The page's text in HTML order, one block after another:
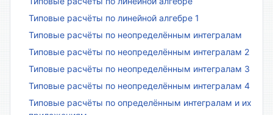
Типовые расчёты по линейной алгебре 1
Типовые расчёты по неопределённым интегралам
Типовые расчёты по неопределённым интегралам 2
Типовые расчёты по неопределённым интегралам 3
Типовые расчёты по неопределённым интегралам 4
Типовые расчёты по определённым интегралам и их